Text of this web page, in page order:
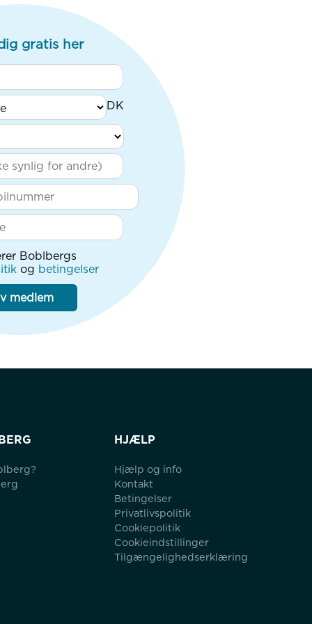
gratis her
Boblbergs
og betingelser
medlem
HJÆLP
Hjælp og info
Kontakt
Betingelser
Privatlivspolitik
Cookiepolitik
Cookieindstillinger
Tilgængelighedserklæring